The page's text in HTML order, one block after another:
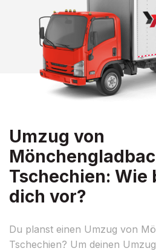
Umzug von
Tschechien: Wie
dich vor?
Du planst einen Umzug von
Tschechien? Um deinen